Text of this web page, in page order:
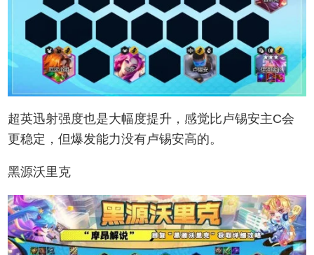
超英迅射强度也是大幅度提升，感觉比卢锡安主C会
更稳定，但爆发能力没有卢锡安高的。
黑源沃里克